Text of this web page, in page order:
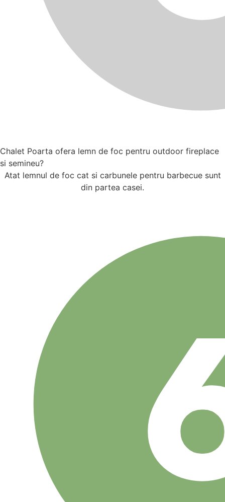
Chalet Poarta ofera lemn de foc pentru outdoor fireplace
si semineu?
Atat lemnul de foc cat si carbunele pentru barbecue sunt
din partea casei.